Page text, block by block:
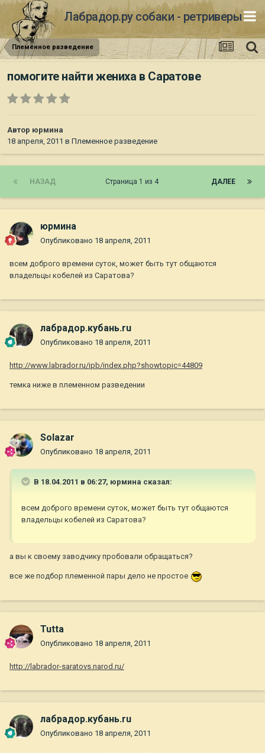
Лабрадор.ру собаки - ретриверы
Племенное разведение
помогите найти жениха в Саратове
Автор юрмина
18 апреля, 2011 в Племенное разведение
НАЗАД ДАЛЕЕ
Страница 1 из 4
юрмина
Опубликовано 18 апреля, 2011
всем доброго времени суток, может быть тут общаются
владельцы кобелей из Саратова?
лабрадор.кубань.ru
Опубликовано 18 апреля, 2011
http://www.labrador.ru/ipb/index.php?showtopic=44809
темка ниже в племенном разведении
Solazar
Опубликовано 18 апреля, 2011
В 18.04.2011 в 06:27, юрмина сказал:
всем доброго времени суток, может быть тут общаются
владельцы кобелей из Саратова?
а вы к своему заводчику пробовали обращаться?
все же подбор племенной пары дело не простое
Tutta
Опубликовано 18 апреля, 2011
http://labrador-saratovs.narod.ru/
лабрадор.кубань.ru
Опубликовано 18 апреля, 2011